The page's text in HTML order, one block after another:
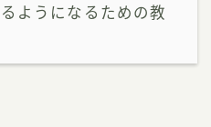
ようになるための教